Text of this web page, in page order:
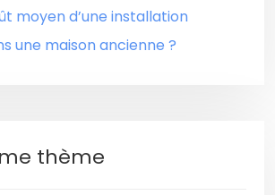
moyen d’une installation
une maison ancienne ?
thème